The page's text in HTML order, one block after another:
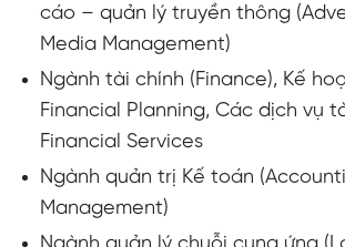
cáo – quản lý truyền thông
Media Management)
Ngành tài chính (Finance), Kế
Financial Planning, Các dịch vụ
Financial Services
Ngành quản trị Kế toán
Management)